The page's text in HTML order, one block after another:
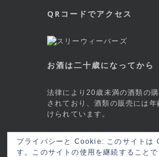
QRコードでアクセス
お酒は二十歳になってから
法律により20歳未満の酒類の
されており、酒類の販売には
けられています。
This site is protected by
the GooglePrivacy Policy
プライバシーと Cookie: このサイトは
す。このサイトの使用を継続すること